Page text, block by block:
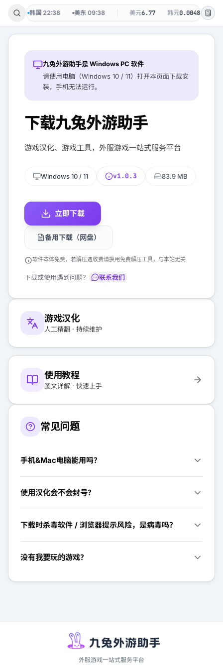
日 韩国 22:38 美东 09:38 美元6.77 韩元0.0048 台币
九兔外游助手是 Windows PC 软件
请使用电脑（Windows 10 / 11）打开本页面下载安
装，手机无法运行。
下载九兔外游助手
游戏汉化、游戏工具，外服游戏一站式服务平台
Windows 10 / 11 v1.0.3 83.9 MB
立即下载
备用下载（网盘）
软件本体免费，若解压遇收费请换用免费解压工具，与本站无关
下载或使用遇到问题？ 联系我们
游戏汉化
人工精翻 · 持续维护
使用教程
图文详解 · 快速上手
常见问题
手机&Mac电脑能用吗？
使用汉化会不会封号？
下载时杀毒软件 / 浏览器提示风险，是病毒吗？
没有我要玩的游戏？
外服游戏一站式服务平台